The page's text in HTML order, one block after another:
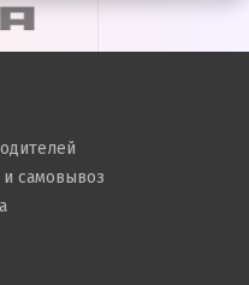
самовывоз